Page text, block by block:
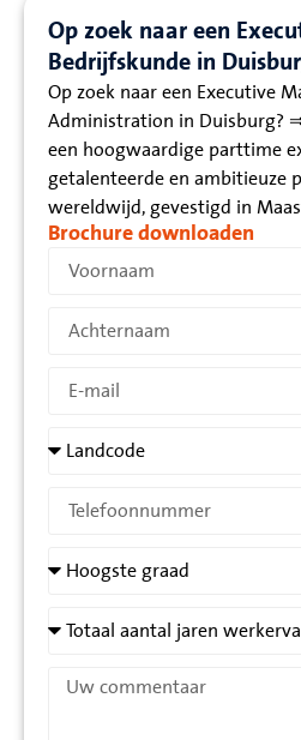
Op zoek naar een
Bedrijfskunde in
Op zoek naar een Executive
Administration in Duisburg?
een hoogwaardige parttime
getalenteerde en ambitieuze
wereldwijd, gevestigd in
Brochure downloaden